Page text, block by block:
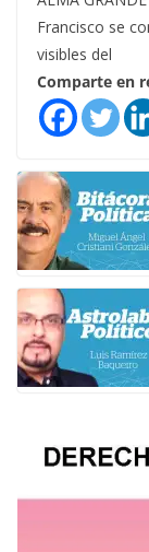
Francisco se
visibles del
Comparte en